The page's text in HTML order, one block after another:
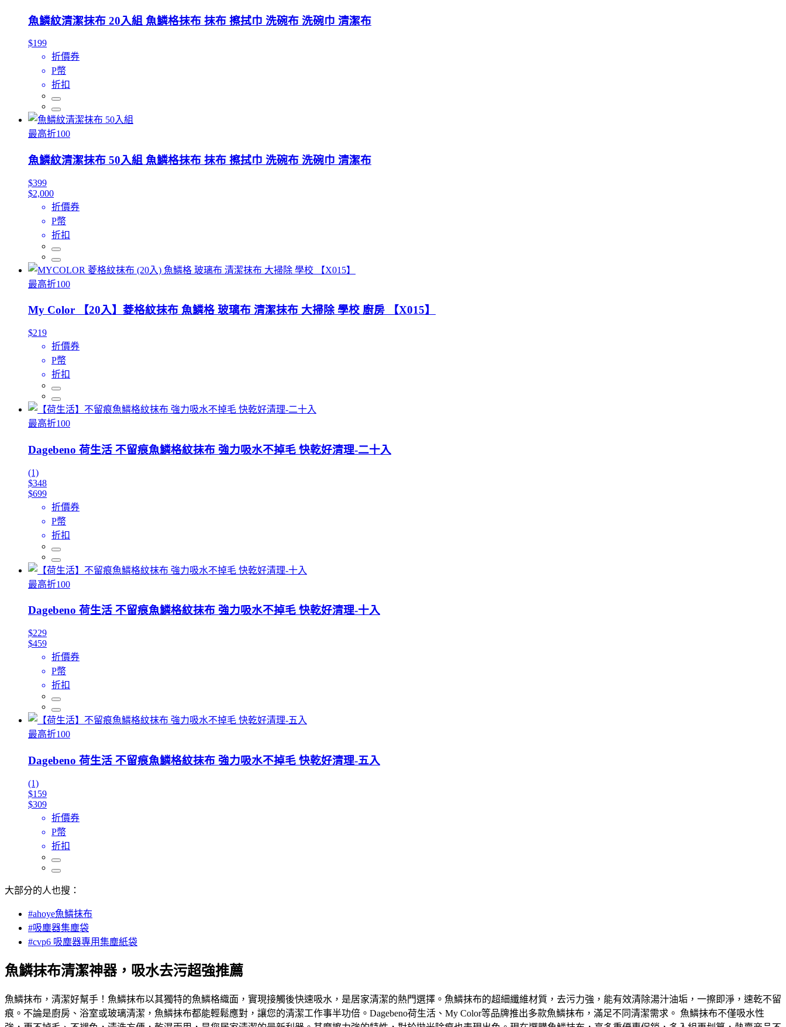
魚鱗紋清潔抹布 20入組 魚鱗格抹布 抹布 擦拭巾 洗碗布 洗碗巾 清潔布
$199
折價券
P幣
折扣
最高折100
魚鱗紋清潔抹布 50入組 魚鱗格抹布 抹布 擦拭巾 洗碗布 洗碗巾 清潔布
$399
$2,000
折價券
P幣
折扣
最高折100
My Color 【20入】菱格紋抹布 魚鱗格 玻璃布 清潔抹布 大掃除 學校 廚房 【X015】
$219
折價券
P幣
折扣
最高折100
Dagebeno 荷生活 不留痕魚鱗格紋抹布 強力吸水不掉毛 快乾好清理-二十入
(1)
$348
$699
折價券
P幣
折扣
最高折100
Dagebeno 荷生活 不留痕魚鱗格紋抹布 強力吸水不掉毛 快乾好清理-十入
$229
$459
折價券
P幣
折扣
最高折100
Dagebeno 荷生活 不留痕魚鱗格紋抹布 強力吸水不掉毛 快乾好清理-五入
(1)
$159
$309
折價券
P幣
折扣
大部分的人也搜：
#ahoye魚鱗抹布
#吸塵器集塵袋
#cvp6 吸塵器專用集塵紙袋
魚鱗抹布清潔神器，吸水去污超強推薦
魚鱗抹布，清潔好幫手！魚鱗抹布以其獨特的魚鱗格織面，實現接觸後快速吸水，是居家清潔的熱門選擇。魚鱗抹布的超細纖維材質，去污力強，能有效清除湯汁油垢，一擦即淨，速乾不留
痕。不論是廚房、浴室或玻璃清潔，魚鱗抹布都能輕鬆應對，讓您的清潔工作事半功倍。Dagebeno荷生活、My Color等品牌推出多款魚鱗抹布，滿足不同清潔需求。 魚鱗抹布不僅吸水性